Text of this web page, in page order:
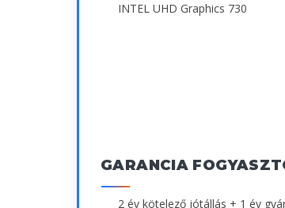
INTEL UHD Graphics 730
GARANCIA
2 év kötelező jótállás + 1 év